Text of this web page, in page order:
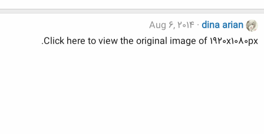
dina arian
Aug 6, 2014
Click here to view the original image of 1920x1080px.